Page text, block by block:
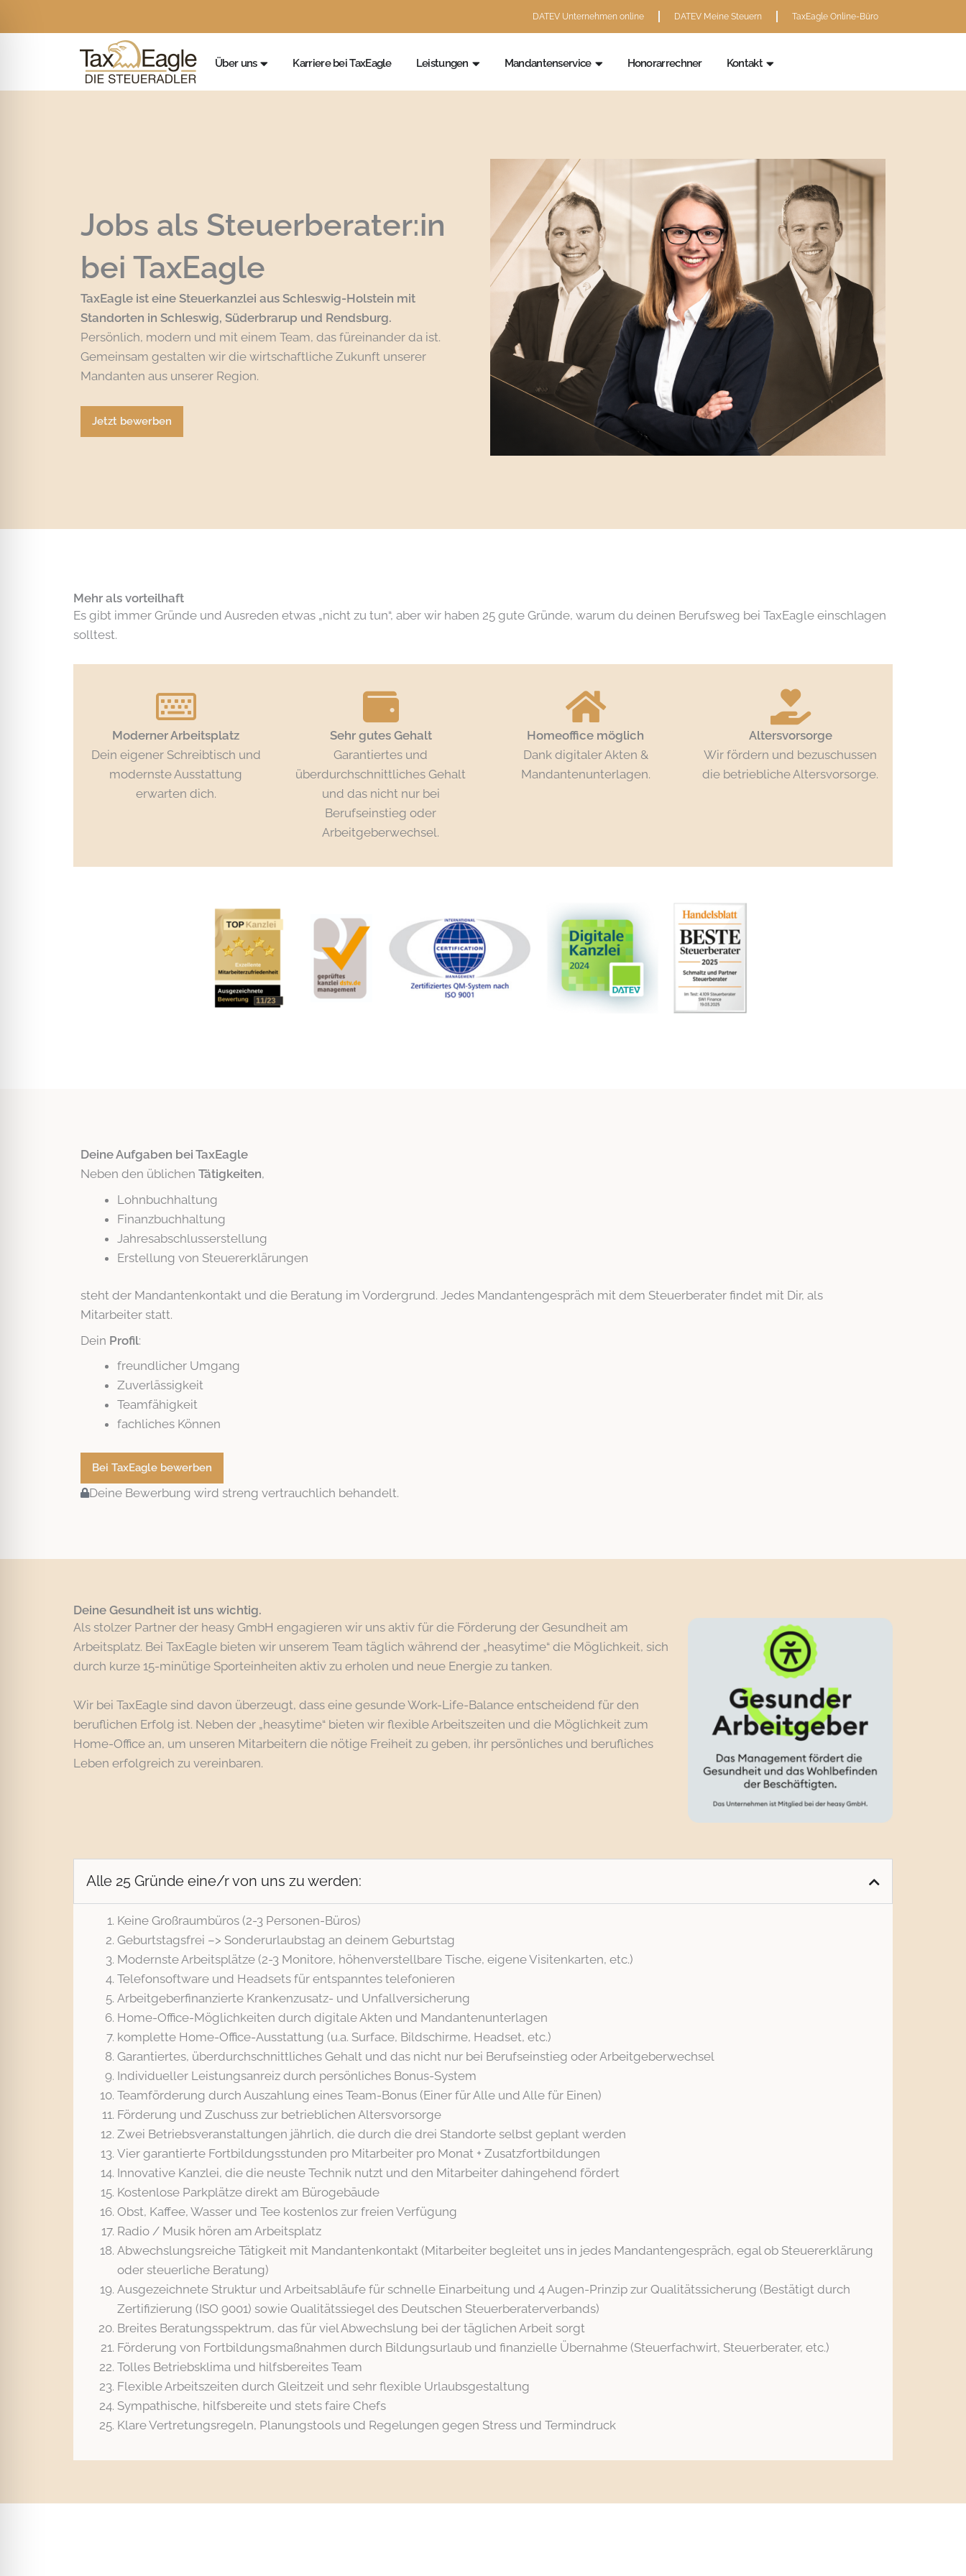
DATEV Unternehmen online DATEV Meine Steuern TaxEagle Online-Büro
Über uns Öffne Über uns
Karriere bei TaxEagle Leistungen Öffne Leistungen
Mandantenservice Öffne Mandantenservice
Honorarrechner Kontakt Öffne Kontakt
Jobs als Steuerberater:in
bei TaxEagle
TaxEagle ist eine Steuerkanzlei aus Schleswig-Holstein mit
Standorten in Schleswig, Süderbrarup und Rendsburg.
Persönlich, modern und mit einem Team, das füreinander da ist.
Gemeinsam gestalten wir die wirtschaftliche Zukunft unserer
Mandanten aus unserer Region.
Jetzt bewerben
Mehr als vorteilhaft
Es gibt immer Gründe und Ausreden etwas „nicht zu tun“, aber wir haben 25 gute Gründe, warum du deinen Berufsweg bei TaxEagle einschlagen
solltest.
Moderner Arbeitsplatz
Dein eigener Schreibtisch und
modernste Ausstattung
erwarten dich.
Sehr gutes Gehalt
Garantiertes und
überdurchschnittliches Gehalt
und das nicht nur bei
Berufseinstieg oder
Arbeitgeberwechsel.
Homeoffice möglich
Dank digitaler Akten &
Mandantenunterlagen.
Altersvorsorge
Wir fördern und bezuschussen
die betriebliche Altersvorsorge.
Deine Aufgaben bei TaxEagle
Neben den üblichen Tätigkeiten,
Lohnbuchhaltung
Finanzbuchhaltung
Jahresabschlusserstellung
Erstellung von Steuererklärungen
steht der Mandantenkontakt und die Beratung im Vordergrund. Jedes Mandantengespräch mit dem Steuerberater findet mit Dir, als
Mitarbeiter statt.
Dein Profil:
freundlicher Umgang
Zuverlässigkeit
Teamfähigkeit
fachliches Können
Bei TaxEagle bewerben
Deine Bewerbung wird streng vertrauchlich behandelt.
Deine Gesundheit ist uns wichtig.
Als stolzer Partner der heasy GmbH engagieren wir uns aktiv für die Förderung der Gesundheit am
Arbeitsplatz. Bei TaxEagle bieten wir unserem Team täglich während der „heasytime“ die Möglichkeit, sich
durch kurze 15-minütige Sporteinheiten aktiv zu erholen und neue Energie zu tanken.
Wir bei TaxEagle sind davon überzeugt, dass eine gesunde Work-Life-Balance entscheidend für den
beruflichen Erfolg ist. Neben der „heasytime“ bieten wir flexible Arbeitszeiten und die Möglichkeit zum
Home-Office an, um unseren Mitarbeitern die nötige Freiheit zu geben, ihr persönliches und berufliches
Leben erfolgreich zu vereinbaren.
Alle 25 Gründe eine/r von uns zu werden:
Keine Großraumbüros (2-3 Personen-Büros)
Geburtstagsfrei –> Sonderurlaubstag an deinem Geburtstag
Modernste Arbeitsplätze (2-3 Monitore, höhenverstellbare Tische, eigene Visitenkarten, etc.)
Telefonsoftware und Headsets für entspanntes telefonieren
Arbeitgeberfinanzierte Krankenzusatz- und Unfallversicherung
Home-Office-Möglichkeiten durch digitale Akten und Mandantenunterlagen
komplette Home-Office-Ausstattung (u.a. Surface, Bildschirme, Headset, etc.)
Garantiertes, überdurchschnittliches Gehalt und das nicht nur bei Berufseinstieg oder Arbeitgeberwechsel
Individueller Leistungsanreiz durch persönliches Bonus-System
Teamförderung durch Auszahlung eines Team-Bonus (Einer für Alle und Alle für Einen)
Förderung und Zuschuss zur betrieblichen Altersvorsorge
Zwei Betriebsveranstaltungen jährlich, die durch die drei Standorte selbst geplant werden
Vier garantierte Fortbildungsstunden pro Mitarbeiter pro Monat + Zusatzfortbildungen
Innovative Kanzlei, die die neuste Technik nutzt und den Mitarbeiter dahingehend fördert
Kostenlose Parkplätze direkt am Bürogebäude
Obst, Kaffee, Wasser und Tee kostenlos zur freien Verfügung
Radio / Musik hören am Arbeitsplatz
Abwechslungsreiche Tätigkeit mit Mandantenkontakt (Mitarbeiter begleitet uns in jedes Mandantengespräch, egal ob Steuererklärung
oder steuerliche Beratung)
Ausgezeichnete Struktur und Arbeitsabläufe für schnelle Einarbeitung und 4 Augen-Prinzip zur Qualitätssicherung (Bestätigt durch
Zertifizierung (ISO 9001) sowie Qualitätssiegel des Deutschen Steuerberaterverbands)
Breites Beratungsspektrum, das für viel Abwechslung bei der täglichen Arbeit sorgt
Förderung von Fortbildungsmaßnahmen durch Bildungsurlaub und finanzielle Übernahme (Steuerfachwirt, Steuerberater, etc.)
Tolles Betriebsklima und hilfsbereites Team
Flexible Arbeitszeiten durch Gleitzeit und sehr flexible Urlaubsgestaltung
Sympathische, hilfsbereite und stets faire Chefs
Klare Vertretungsregeln, Planungstools und Regelungen gegen Stress und Termindruck